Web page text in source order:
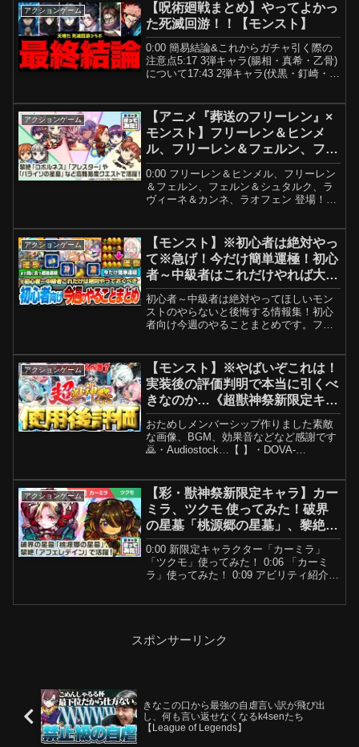
アクションゲーム
【呪術廻戦まとめ】やってよかっ
た死滅回游！！【モンスト】
0:00 簡易結論&これからガチャ引く際の
注意点5:17 3弾キャラ(腸相・真希・乙骨)
について17:43 2弾キャラ(伏黒・釘崎・冥
-...
アクションゲーム
【アニメ『葬送のフリーレン』×
モンスト】フリーレン＆ヒンメ
ル、フリーレン＆フェルン、フェ
ルン＆シュタルク、ラヴィーネ＆
カンネ、ラオフェン 登場！高難
易度で活躍！【新キャラ使ってみ
0:00 フリーレン＆ヒンメル、フリーレン
＆フェルン、フェルン＆シュタルク、ラ
ヴィーネ＆カンネ、ラオフェン 登場！
ボ紹介！0:33 ストライクショット紹...
アクションゲーム
【モンスト】※初心者は絶対やっ
て※急げ！今だけ簡単運極！初心
者～中級者はこれだけやれば大丈
夫！作らないと絶対後悔する超強
い運極を見逃すな！【モンスト夏
休み2026】へっぽこストライカ
初心者～中級者は絶対やってほしいモン
ストのやらないと後悔する情報集！初心
者向け今週のやることまとめです。フル
対後悔する超究極兵 エボリューションの
効率良い作り方！呪術廻...
アクションゲーム
【モンスト】※やばいぞこれは！
実装後の評価判明で本当に引くべ
きなのか…《超獣神祭新限定キャ
ラ：エボニー＆アイボリ－》使用
後評価まとめ！
おためしメンバーシップ作りました素敵
な画像、BGM、効果音などなど感謝です
🙇・Audiostock…【 】・DOVA-
▶チャンネル登録お願いしま...
アクションゲーム
【彩・獣神祭新限定キャラ】カー
ミラ、ツクモ 使ってみた！破界
の星墓「桃源郷の星墓」、黎絶
「アフェレデイン」で活躍！強力
なショットスキル、アシストスキ
ルに注目！【新キャラ使ってみた
0:00 新限定キャラクター「カーミラ」
「ツクモ」使ってみた！ 0:06 「カーミ
ラ」使ってみた！ 0:09 アビリティ紹介！
スポンサーリンク
きなこの口から最強の自虐言い訳が飛び出
し、何も言い返せなくなるk4senたち
【League of Legends】